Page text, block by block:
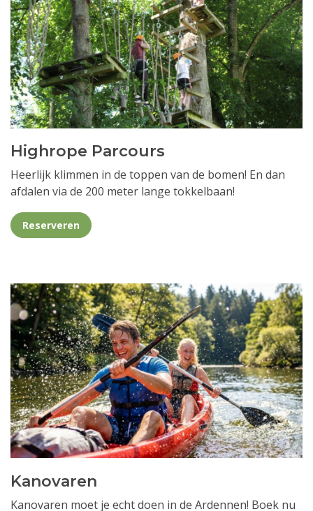
Highrope Parcours
Heerlijk klimmen in de toppen van de bomen! En dan
afdalen via de 200 meter lange tokkelbaan!
Reserveren
Kanovaren
Kanovaren moet je echt doen in de Ardennen! Boek nu